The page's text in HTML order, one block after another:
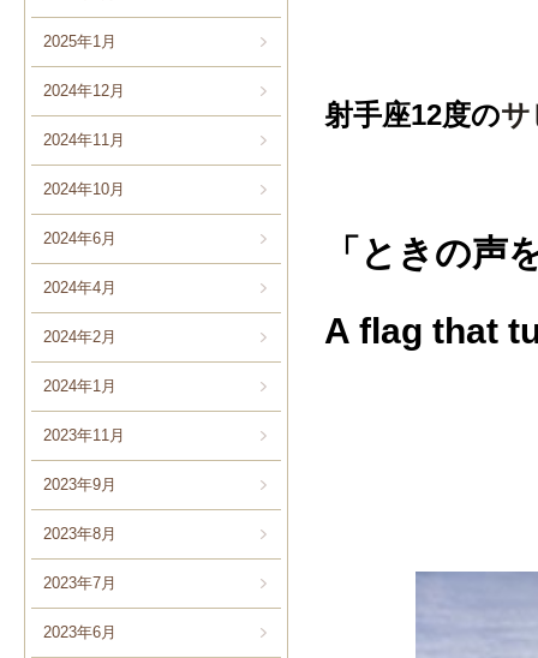
2025年1月
2024年12月
2024年11月
2024年10月
2024年6月
2024年4月
2024年2月
2024年1月
2023年11月
2023年9月
2023年8月
2023年7月
2023年6月
射手座12度のサ
「ときの声
A flag that